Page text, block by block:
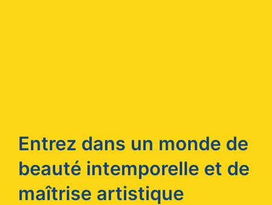
Entrez dans un monde de
beauté intemporelle et de
maîtrise artistique